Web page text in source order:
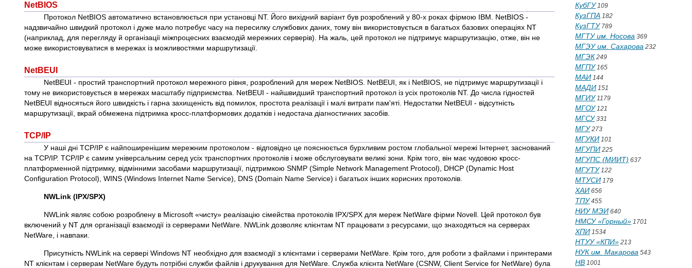
NetBIOS
Протокол NetBIOS автоматично встановлюється при установці NT. Його вихідний варіант був розроблений у 80-х роках фірмою IBM. NetBIOS -
надзвичайно швидкий протокол і дуже мало потребує часу на пересилку службових даних, тому він використовується в багатьох базових операціях NT
(наприклад, для перегляду й організації міжпроцесних взаємодій мережних серверів). На жаль, цей протокол не підтримує маршрутизацію, отже, він не
може використовуватися в мережах із можливостями маршрутизації.
NetBEUI
NetBEUI - простий транспортний протокол мережного рівня, розроблений для мереж NetBIOS. NetBEUI, як і NetBIOS, не підтримує маршрутизації і
тому не використовується в мережах масштабу підприємства. NetBEUI - найшвидший транспортний протокол із усіх протоколів NT. До числа гідностей
NetBEUI відносяться його швидкість і гарна захищеність від помилок, простота реалізації і малі витрати пам'яті. Недостатки NetBEUI - відсутність
маршрутизації, вкрай обмежена підтримка кросс-платформових додатків і недостача діагностичних засобів.
TCP/IP
У наші дні TCP/IP є найпоширенішим мережним протоколом - відповідно це пояснюється бурхливим ростом глобальної мережі Інтернет, заснований
на TCP/IP. TCP/IP є самим універсальним серед усіх транспортних протоколів і може обслуговувати великі зони. Крім того, він має чудовою кросс-
платформенной підтримку, відмінними засобами маршрутизації, підтримкою SNMP (Simple Network Management Protocol), DHCP (Dynamic Host
Configuration Protocol), WINS (Windows Internet Name Service), DNS (Domain Name Service) і багатьох інших корисних протоколів.
NWLink (IPX/SPX)
NWLink являє собою розроблену в Microsoft «чисту» реалізацію сімейства протоколів IPX/SPX для мереж NetWare фірми Novell. Цей протокол був
включений у NT для організації взаємодії із серверами NetWare. NWLink дозволяє клієнтам NT працювати з ресурсами, що знаходяться на серверах
NetWare, і навпаки.
Присутність NWLink на сервері Windows NT необхідно для взаємодії з клієнтами і серверами NetWare. Крім того, для роботи з файлами і принтерами
NT клієнтам і серверам NetWare будуть потрібні служби файлів і друкування для NetWare. Служба клієнта NetWare (CSNW, Client Service for NetWare) була
КубГУ109
КузГПА 182
КузГТУ789
МГТУ им. Носова 369
МГЭУ им. Сахарова 232
МГЭК 249
МГПУ165
МАИ 144
МАДИ 151
МГИУ1179
МГОУ121
МГСУ331
МГУ273
МГУКИ 101
МГУПИ 225
МГУПС (МИИТ) 637
МГУТУ122
МТУСИ 179
ХАИ 656
ТПУ455
НИУ МЭИ 640
НМСУ «Горный» 1701
ХПИ 1534
НТУУ «КПИ» 213
НУК им. Макарова 543
НВ 1001